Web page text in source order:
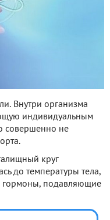
Внутри организма
индивидуальным
совершенно не
круг
до температуры тела,
гормоны, подавляющие